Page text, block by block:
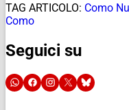
TAG ARTICOLO: Como
Como
Seguici su